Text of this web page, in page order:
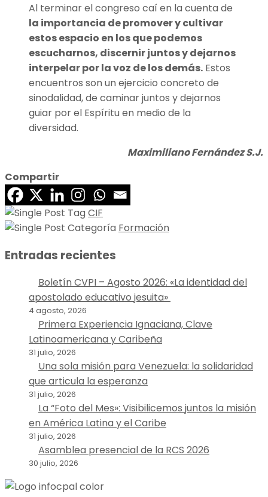
Al terminar el congreso caí en la cuenta de
la importancia de promover y cultivar
estos espacio en los que podemos
escucharnos, discernir juntos y dejarnos
interpelar por la voz de los demás. Estos
encuentros son un ejercicio concreto de
sinodalidad, de caminar juntos y dejarnos
guiar por el Espíritu en medio de la
diversidad.
Maximiliano Fernández S.J.
Compartir
CIF
Formación
Entradas recientes
Boletín CVPI – Agosto 2026: «La identidad del
apostolado educativo jesuita»
4 agosto, 2026
Primera Experiencia Ignaciana, Clave
Latinoamericana y Caribeña
31 julio, 2026
Una sola misión para Venezuela: la solidaridad
que articula la esperanza
31 julio, 2026
La “Foto del Mes»: Visibilicemos juntos la misión
en América Latina y el Caribe
31 julio, 2026
Asamblea presencial de la RCS 2026
30 julio, 2026